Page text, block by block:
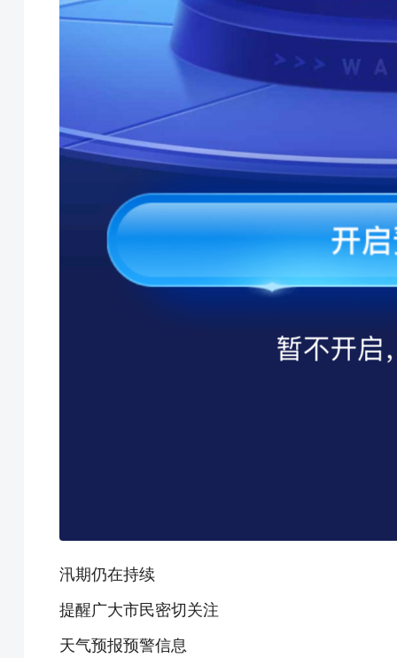
汛期仍在持续
提醒广大市民密切关注
天气预报预警信息